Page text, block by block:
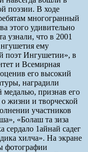
поэзии. В ходе
многогранный
этого удивительно
узнали, что в 2001
ему
поэт Ингушетии», в
и Всемирная
его высокий
наградили
признав его
жизни и творческой
участников
«Болаш та зиза
сердало 1айнай садег
хилча». На экране
фотографии